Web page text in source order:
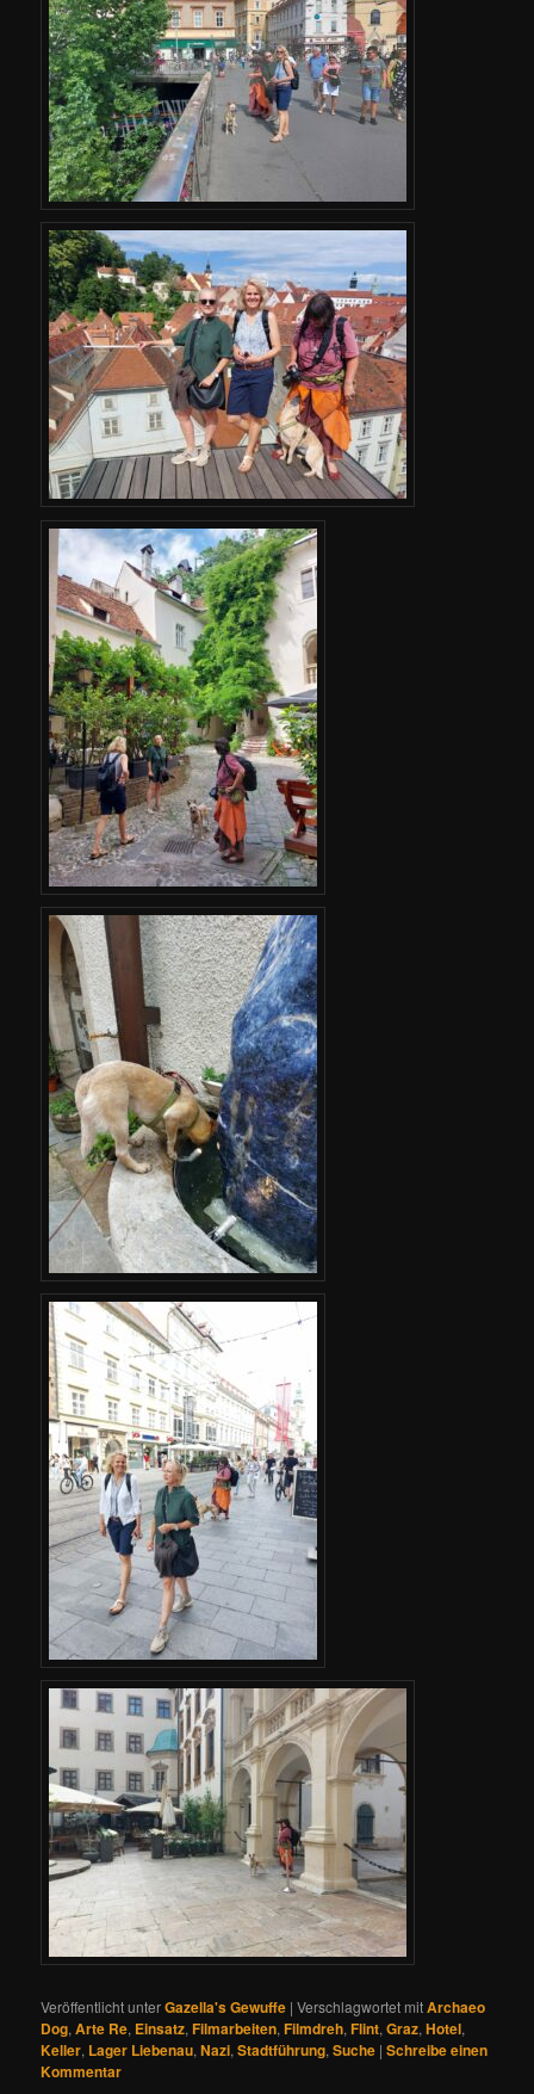
Veröffentlicht unterGazella's Gewuffe |Verschlagwortet mitArchaeo
Dog,Arte Re, Einsatz,Filmarbeiten,Filmdreh,Flint,Graz,Hotel,
Keller, Lager Liebenau,Nazi,Stadtführung,Suche |Schreibe einen
Kommentar